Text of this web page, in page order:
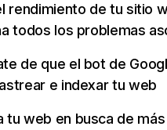
rendimiento de tu sitio
todos los problemas
de que el bot de
e indexar tu web
tu web en busca de